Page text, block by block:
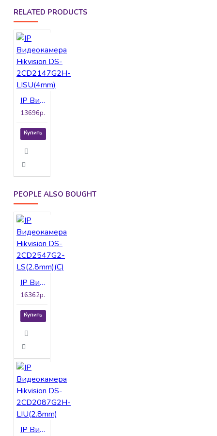
RELATED PRODUCTS
IP Видеокамера Hikvision DS-2CD2147G2H-LISU(4mm)
13696р.
Купить
PEOPLE ALSO BOUGHT
IP Видеокамера Hikvision DS-2CD2547G2-LS(2.8mm)(C)
16362р.
Купить
IP Видеокамера Hikvision DS-2CD2087G2H-LIU(2.8mm)